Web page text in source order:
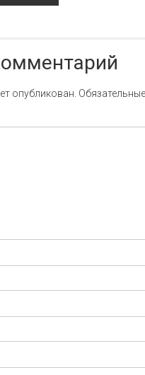
опубликован.